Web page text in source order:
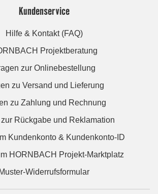
Kundenservice
Hilfe & Kontakt (FAQ)
Projektberatung
zur Onlinebestellung
zu Versand und Lieferung
zu Zahlung und Rechnung
Rückgabe und Reklamation
Kundenkonto & Kundenkonto-ID
HORNBACH Projekt-Marktplatz
Muster-Widerrufsformular